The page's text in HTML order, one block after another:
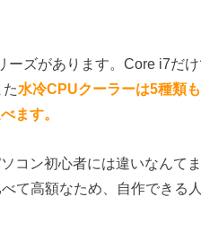
ズがあります。Core i7だ
水冷CPUクーラーは5種類
ます。
コン初心者には違いなんて
て高額なため、自作できる